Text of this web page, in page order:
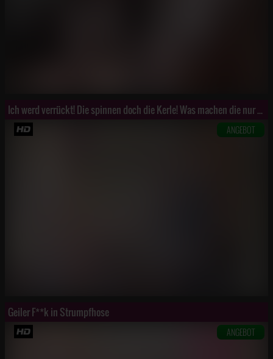
Ich werd verrückt! Die spinnen doch die Kerle! Was machen die nur mit mir?
ANGEBOT
Geiler F**k in Strumpfhose
ANGEBOT